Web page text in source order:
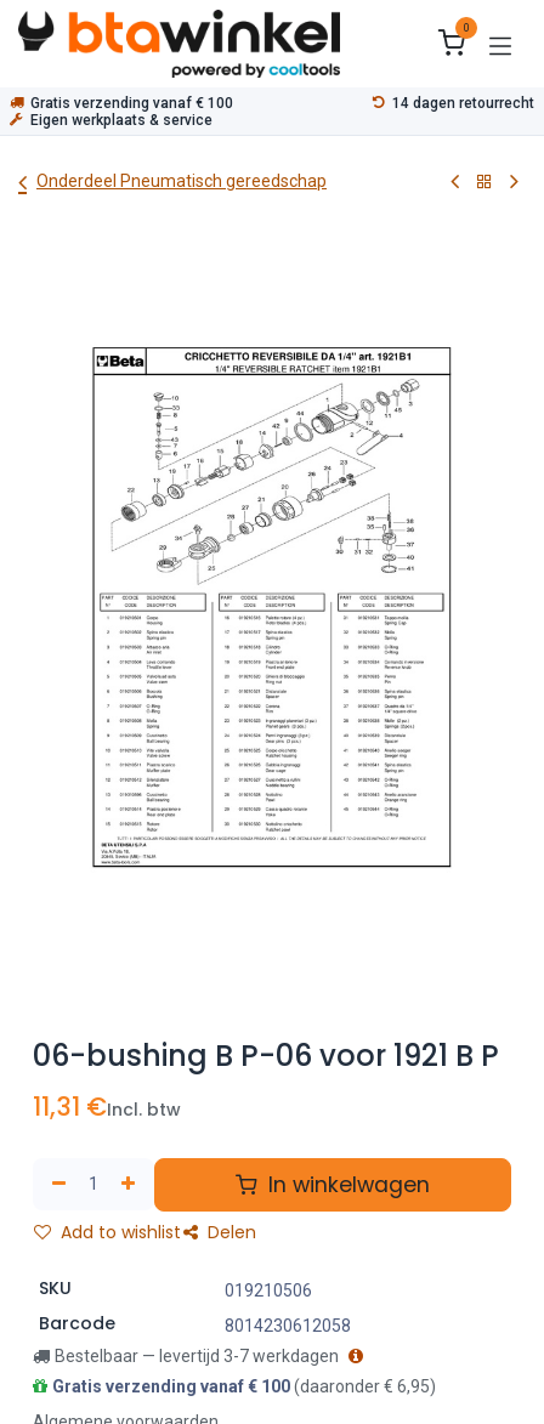
Overslaan naar inhoud
0
Gratis verzending vanaf € 100
14 dagen retourrecht
Eigen werkplaats & service
Onderdeel Pneumatisch gereedschap
06-bushing B P-06 voor 1921 B P
11,31 €Incl. btw
In winkelwagen
Add to wishlist Delen
SKU 019210506
Barcode
8014230612058
Bestelbaar — levertijd 3-7 werkdagen
Gratis verzending vanaf € 100(daaronder € 6,95)